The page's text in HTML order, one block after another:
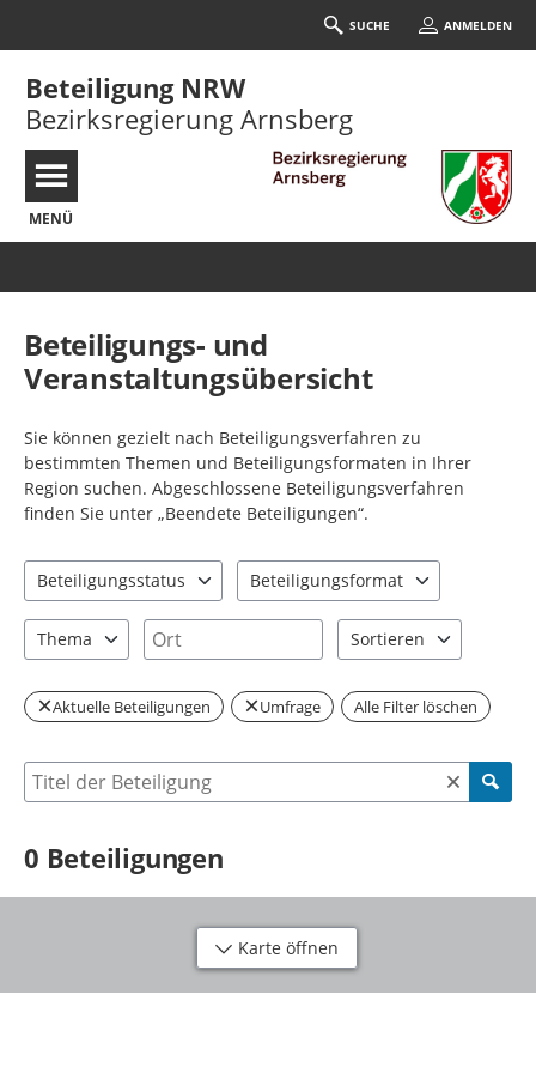
SUCHE ANMELDEN
Beteiligung NRW
Bezirksregierung Arnsberg
MENÜ
Beteiligungs- und
Veranstaltungsübersicht
Sie können gezielt nach Beteiligungsverfahren zu
bestimmten Themen und Beteiligungsformaten in Ihrer
Region suchen. Abgeschlossene Beteiligungsverfahren
finden Sie unter „Beendete Beteiligungen“.
Beteiligungsstatus
Beteiligungsformat
Thema
Ort
Sortieren
Aktuelle Beteiligungen Umfrage Alle Filter löschen
Suche nach Beteiligung
0 Beteiligungen
Karte öffnen